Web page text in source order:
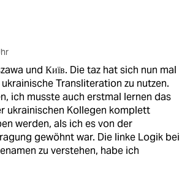
und Київ. Die taz hat sich nun mal
Transliteration zu nutzen.
ich musste auch erstmal lernen das
ukrainischen Kollegen komplett
werden, als ich es von der
gewöhnt war. Die linke Logik bei
zu verstehen, habe ich